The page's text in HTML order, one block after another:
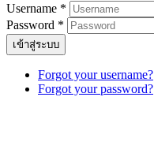
Username *
Password *
เข้าสู่ระบบ
Forgot your username?
Forgot your password?